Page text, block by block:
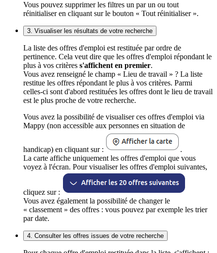
Vous pouvez supprimer les filtres un par un ou tout
réinitialiser en cliquant sur le bouton « Tout réinitialiser ».
3. Visualiser les résultats de votre recherche
La liste des offres d'emploi est restituée par ordre de
pertinence. Cela veut dire que les offres d'emploi répondant le
plus à vos critères s'affichent en premier.
Vous avez renseigné le champ « Lieu de travail » ? La liste
restitue les offres répondant le plus à vos critères. Parmi
celles-ci sont d'abord restituées les offres dont le lieu de travail
est le plus proche de votre recherche.
Vous avez la possibilité de visualiser ces offres d'emploi via
Mappy (non accessible aux personnes en situation de
handicap) en cliquant sur :
.
La carte affiche uniquement les offres d'emploi que vous
voyez à l'écran. Pour visualiser les offres d'emploi suivantes,
cliquez sur :
Vous avez également la possibilité de changer le
« classement » des offres : vous pouvez par exemple les trier
par date.
4. Consulter les offres issues de votre recherche